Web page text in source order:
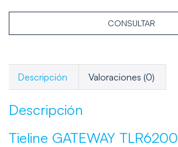
CONSULTAR
Descripción Valoraciones (0)
Descripción
Tieline GATEWAY TLR6200